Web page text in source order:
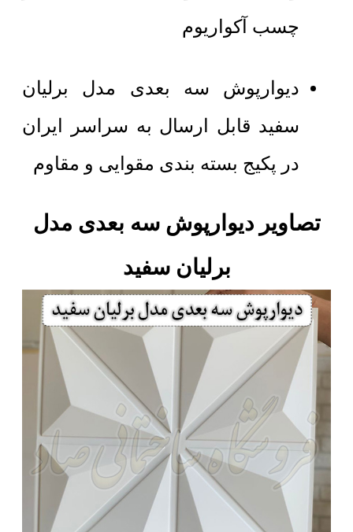
چسب آکواریوم
دیوارپوش سه بعدی مدل برلیان
سفید قابل ارسال به سراسر ایران
در پکیج بسته بندی مقوایی و مقاوم
تصاویر دیوارپوش سه بعدی مدل
برلیان سفید